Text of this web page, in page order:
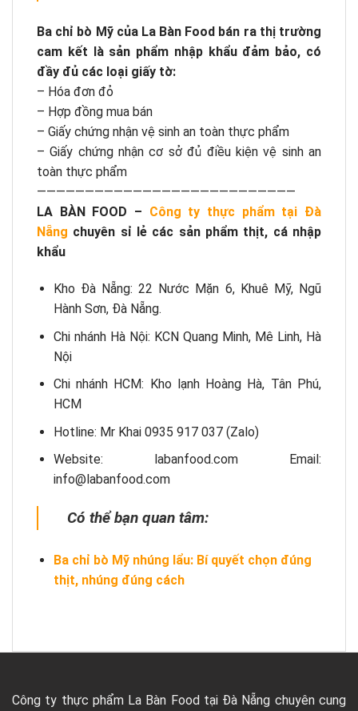
Ba chỉ bò Mỹ của La Bàn Food bán ra thị trường
cam kết là sản phẩm nhập khẩu đảm bảo, có
đầy đủ các loại giấy tờ:
– Hóa đơn đỏ
– Hợp đồng mua bán
– Giấy chứng nhận vệ sinh an toàn thực phẩm
– Giấy chứng nhận cơ sở đủ điều kiện vệ sinh an
toàn thực phẩm
———————————————————————————
LA BÀN FOOD – Công ty thực phẩm tại Đà
Nẵng chuyên sỉ lẻ các sản phẩm thịt, cá nhập
khẩu
Kho Đà Nẵng: 22 Nước Mặn 6, Khuê Mỹ, Ngũ
Hành Sơn, Đà Nẵng.
Chi nhánh Hà Nội: KCN Quang Minh, Mê Linh, Hà
Nội
Chi nhánh HCM: Kho lạnh Hoàng Hà, Tân Phú,
HCM
Hotline: Mr Khai 0935 917 037 (Zalo)
Website: labanfood.com Email:
info@labanfood.com
Có thể bạn quan tâm:
Ba chỉ bò Mỹ nhúng lẩu: Bí quyết chọn đúng
thịt, nhúng đúng cách
Công ty thực phẩm La Bàn Food tại Đà Nẵng chuyên cung